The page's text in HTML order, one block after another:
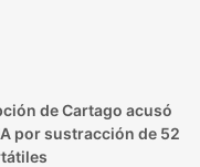
de Cartago acusó
por sustracción de 52